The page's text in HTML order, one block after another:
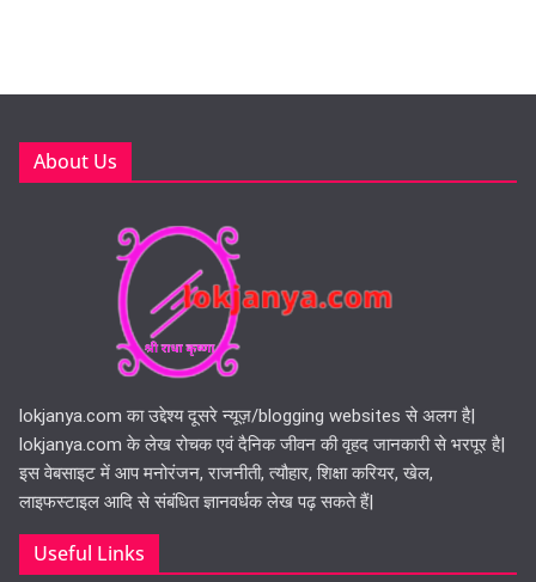
About Us
lokjanya.com का उद्देश्य दूसरे न्यूज़/blogging websites से अलग है|
lokjanya.com के लेख रोचक एवं दैनिक जीवन की वृहद जानकारी से भरपूर है|
इस वेबसाइट में आप मनोरंजन, राजनीती, त्यौहार, शिक्षा करियर, खेल,
लाइफस्टाइल आदि से संबंधित ज्ञानवर्धक लेख पढ़ सकते हैं|
Useful Links